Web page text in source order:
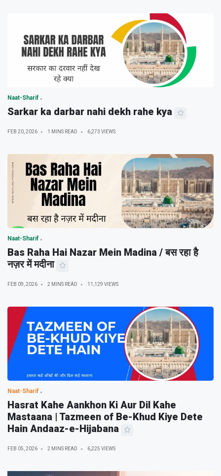
Naat-Sharif
Sarkar ka darbar nahi dekh rahe kya
FEB 20, 2026 1 MINS READ 6,273 VIEWS
Naat-Sharif
Bas Raha Hai Nazar Mein Madina / बस रहा है
नज़र में मदीना
FEB 09, 2026 2 MINS READ 11,129 VIEWS
Naat-Sharif
Hasrat Kahe Aankhon Ki Aur Dil Kahe
Mastaana | Tazmeen of Be-Khud Kiye Dete
Hain Andaaz-e-Hijabana
FEB 05, 2026 2 MINS READ 6,225 VIEWS